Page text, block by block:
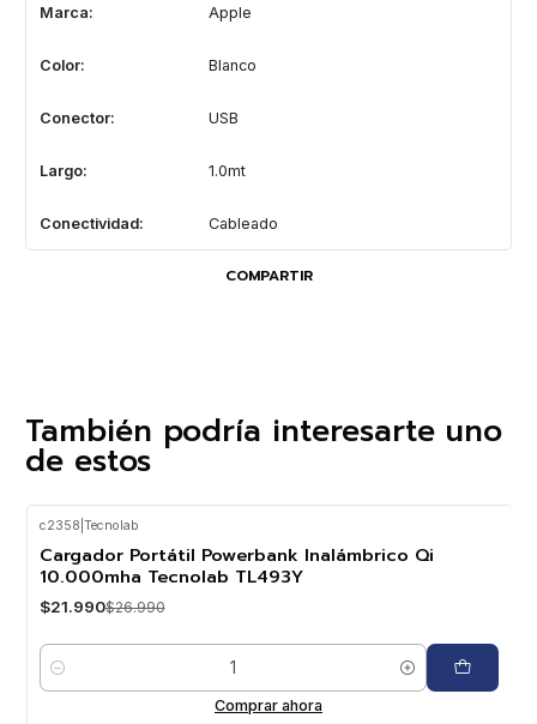
Marca: Apple
Color: Blanco
Conector: USB
Largo: 1.0mt
Conectividad: Cableado
COMPARTIR
También podría interesarte uno
de estos
c2358 Tecnolab
Cargador Portátil Powerbank Inalámbrico Qi
10.000mha Tecnolab TL493Y
$21.990$26.990
Cantidad
Comprar ahora